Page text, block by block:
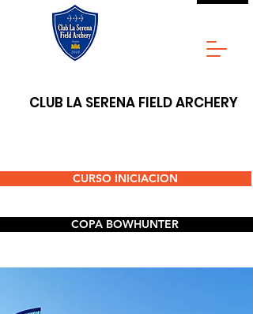
CLUB LA SERENA FIELD ARCHERY
CURSO INICIACION
COPA BOWHUNTER